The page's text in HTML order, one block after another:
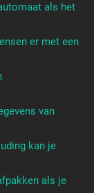
als het
er met een
van
kan je
als je